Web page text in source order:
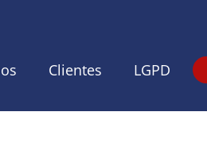
Clientes LGPD